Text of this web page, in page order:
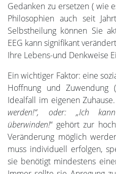
Gedanken zu ersetzen ( wie
Philosophien auch seit
Selbstheilung können Sie
EEG kann signifikant
Ihre Lebens-und Denkweise
Ein wichtiger Faktor: eine
Hoffnung und
Idealfall im eigenen
werden!“, oder: „Ich
überwinden!“ gehört zur
Veränderung möglich
muss individuell erfolgen,
sie benötigt mindestens